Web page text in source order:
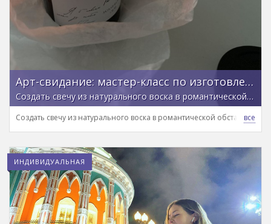
Арт-свидание: мастер-класс по изготовлению свечей в Екатеринбурге
Создать свечу из натурального воска в романтической обстановке
Создать свечу из натурального воска в романтической обстановке
ИНДИВИДУАЛЬНАЯ